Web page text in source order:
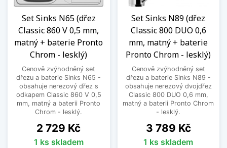
Set Sinks N65 (dřez
Classic 860 V 0,5 mm,
matný + baterie Pronto
Chrom - lesklý)
Cenově zvýhodněný set
dřezu a baterie Sinks N65 -
obsahuje nerezový dřez s
odkapem Classic 860 V 0,5
mm, matný a baterii Pronto
Chrom - lesklý.
Cena
2 729 Kč
1 ks skladem
Set Sinks N89 (dřez
Classic 800 DUO 0,6
mm, matný + baterie
Pronto Chrom - lesklý)
Cenově zvýhodněný set
dřezu a baterie Sinks N89 -
obsahuje nerezový dvojdřez
Classic 800 DUO 0,6 mm,
matný a baterii Pronto Chrom
- lesklý.
Cena
3 789 Kč
1 ks skladem